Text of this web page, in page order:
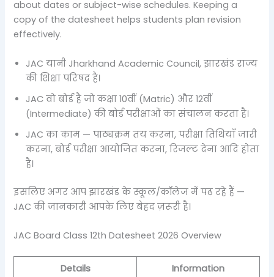
about dates or subject-wise schedules. Keeping a
copy of the datesheet helps students plan revision
effectively.
JAC यानी Jharkhand Academic Council, झारखंड राज्य
की शिक्षा परिषद है।
JAC वो बोर्ड है जो कक्षा 10वीं (Matric) और 12वीं
(Intermediate) की बोर्ड परीक्षाओं का संचालन करता है।
JAC का काम — पाठ्यक्रम तय करना, परीक्षा तिथियाँ जारी
करना, बोर्ड परीक्षा आयोजित करना, रिजल्ट देना आदि होता
है।
इसलिए अगर आप झारखंड के स्कूल/कॉलेज में पढ़ रहे हैं —
JAC की जानकारी आपके लिए बेहद ज़रूरी है।
JAC Board Class 12th Datesheet 2026 Overview
Details Information